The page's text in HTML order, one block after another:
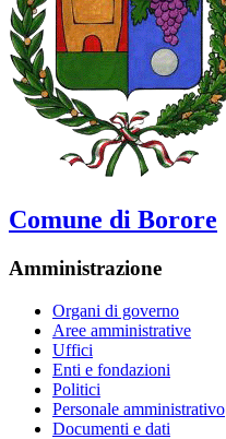
Comune di Borore
Amministrazione
Organi di governo
Aree amministrative
Uffici
Enti e fondazioni
Politici
Personale amministrativo
Documenti e dati